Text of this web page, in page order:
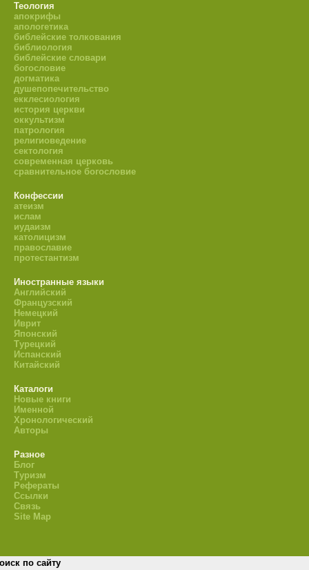
Теология
апокрифы
апологетика
библейские толкования
библиология
библейские словари
богословие
догматика
душепопечительство
екклесиология
история церкви
оккультизм
патрология
религиоведение
сектология
современная церковь
сравнительное богословие
Конфессии
атеизм
ислам
иудаизм
католицизм
православие
протестантизм
Иностранные языки
Английский
Французский
Немецкий
Иврит
Японский
Турецкий
Испанский
Китайский
Каталоги
Новые книги
Именной
Хронологический
Авторы
Разное
Блог
Туризм
Рефераты
Ссылки
Связь
Site Map
по сайту